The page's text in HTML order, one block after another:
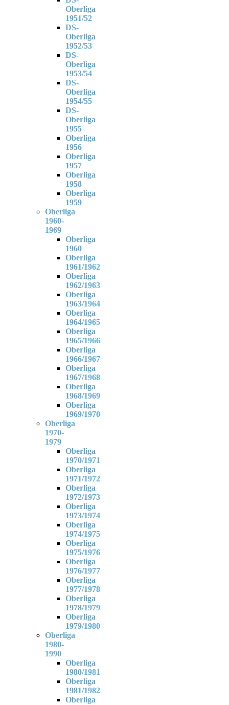
Oberliga
1951/52
DS-
Oberliga
1952/53
DS-
Oberliga
1953/54
DS-
Oberliga
1954/55
DS-
Oberliga
1955
Oberliga
1956
Oberliga
1957
Oberliga
1958
Oberliga
1959
Oberliga
1960-
1969
Oberliga
1960
Oberliga
1961/1962
Oberliga
1962/1963
Oberliga
1963/1964
Oberliga
1964/1965
Oberliga
1965/1966
Oberliga
1966/1967
Oberliga
1967/1968
Oberliga
1968/1969
Oberliga
1969/1970
Oberliga
1970-
1979
Oberliga
1970/1971
Oberliga
1971/1972
Oberliga
1972/1973
Oberliga
1973/1974
Oberliga
1974/1975
Oberliga
1975/1976
Oberliga
1976/1977
Oberliga
1977/1978
Oberliga
1978/1979
Oberliga
1979/1980
Oberliga
1980-
1990
Oberliga
1980/1981
Oberliga
1981/1982
Oberliga